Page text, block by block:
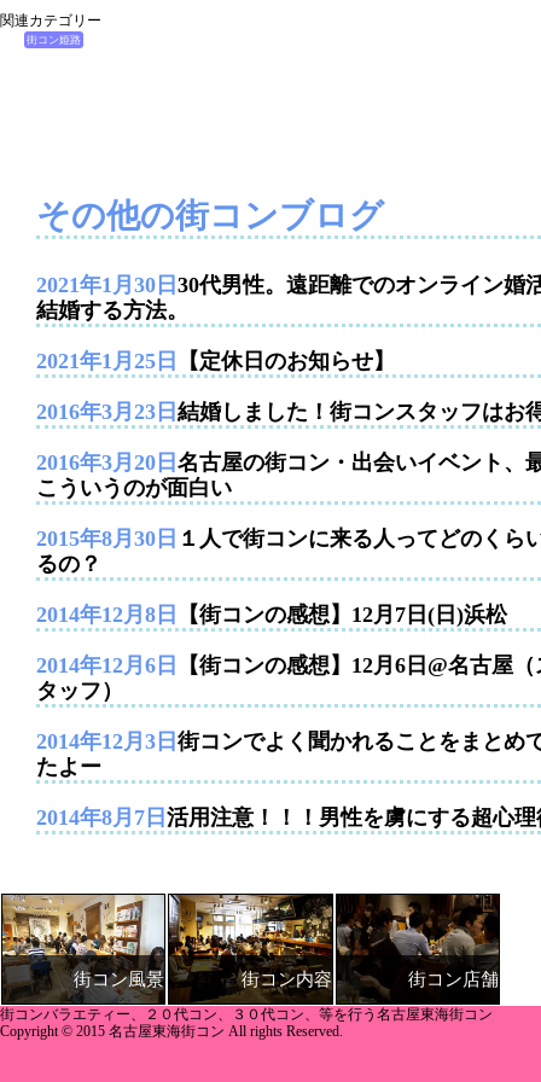
関連カテゴリー
街コン姫路
その他の街コンブログ
2021年1月30日 30代男性。遠距離でのオンライン婚
結婚する方法。
2021年1月25日 【定休日のお知らせ】
2016年3月23日 結婚しました！街コンスタッフはお
2016年3月20日 名古屋の街コン・出会いイベント、
こういうのが面白い
2015年8月30日 １人で街コンに来る人ってどのくら
るの？
2014年12月8日 【街コンの感想】12月7日(日)浜松
2014年12月6日
【街コンの感想】12月6日@名古屋（
タッフ）
2014年12月3日 街コンでよく聞かれることをまとめ
たよー
2014年8月7日 活用注意！！！男性を虜にする超心理
街コン風景 街コン内容 街コン店舗
街コンバラエティー、２０代コン、３０代コン、等を行う名古屋東海街コン
Copyright © 2015 名古屋東海街コン All rights Reserved.